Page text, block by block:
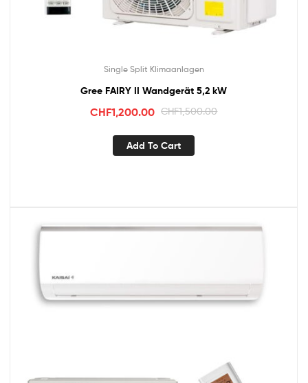
Single Split Klimaanlagen
Gree FAIRY II Wandgerät 5,2 kW
CHF1,500.00
CHF1,200.00
Add To Cart